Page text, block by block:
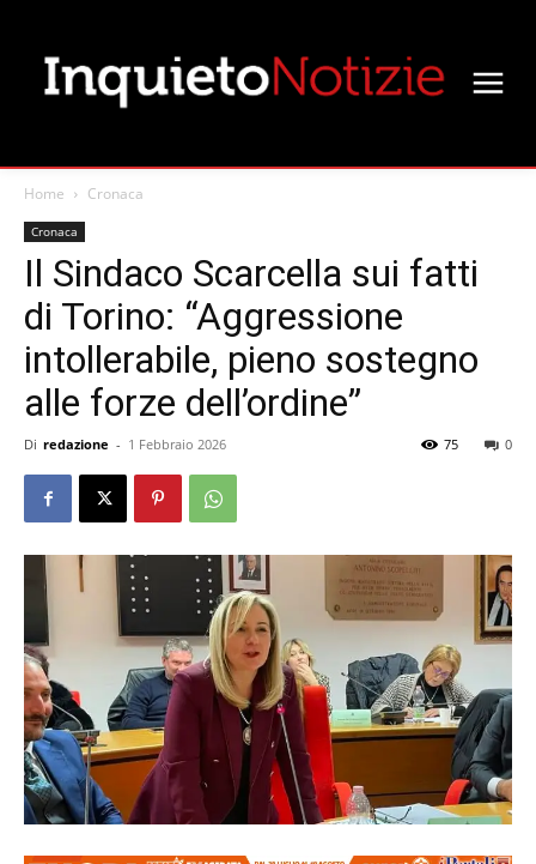
Home Cronaca
Cronaca
Il Sindaco Scarcella sui fatti
di Torino: “Aggressione
intollerabile, pieno sostegno
alle forze dell’ordine”
Di redazione - 1 Febbraio 2026 0
75